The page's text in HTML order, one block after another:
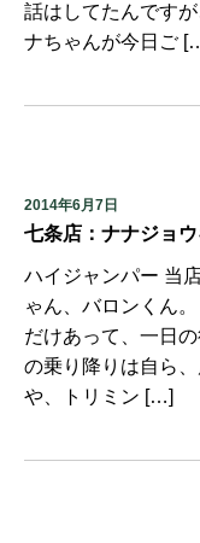
話はしてたんです
ナちゃんが今日ご
2014年6月7日
七条店：ナナジョ
ハイジャンパー 当
ゃん、バロンくん
だけあって、一日
の乗り降りは自ら
や、トリミン […]